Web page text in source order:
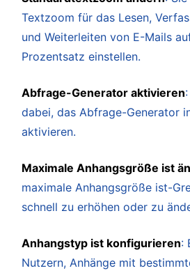
Textzoom für das Lesen,
und Weiterleiten von E-Mails
Prozentsatz einstellen.
Abfrage-Generator aktivieren
dabei, das Abfrage-Generator
aktivieren.
Maximale Anhangsgröße ist
maximale Anhangsgröße ist-
schnell zu erhöhen oder zu
Anhangstyp ist konfigurieren:
Nutzern, Anhänge mit